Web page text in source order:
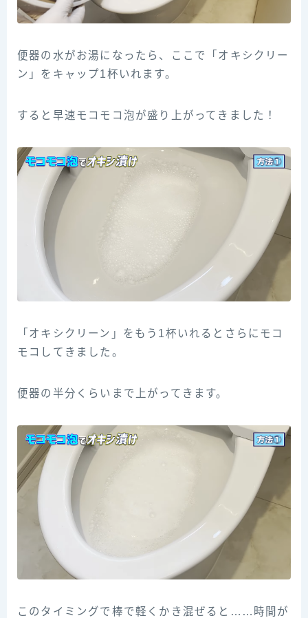
便器の水がお湯になったら、ここで「オキシクリー
ン」をキャップ1杯いれます。
すると早速モコモコ泡が盛り上がってきました！
「オキシクリーン」をもう1杯いれるとさらにモコ
モコしてきました。
便器の半分くらいまで上がってきます。
このタイミングで棒で軽くかき混ぜると……時間が